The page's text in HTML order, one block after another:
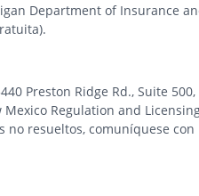
Department of Insurance
Preston Ridge Rd., Suite
Regulation and
no resueltos, comuníquese con